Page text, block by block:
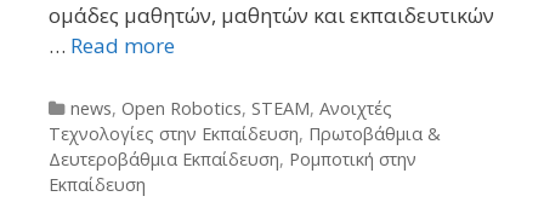
ομάδες μαθητών, μαθητών και εκπαιδευτικών
… Read more
Categories
news, Open Robotics, STEAM, Ανοιχτές
Τεχνολογίες στην Εκπαίδευση, Πρωτοβάθμια &
Δευτεροβάθμια Εκπαίδευση, Ρομποτική στην
Εκπαίδευση